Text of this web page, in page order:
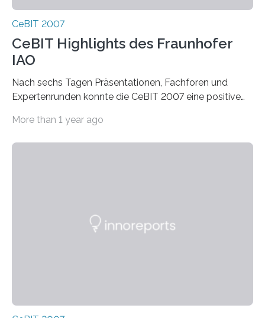
CeBIT 2007
CeBIT Highlights des Fraunhofer
IAO
Nach sechs Tagen Präsentationen, Fachforen und
Expertenrunden konnte die CeBIT 2007 eine positive
IAO…
More than 1 year ago